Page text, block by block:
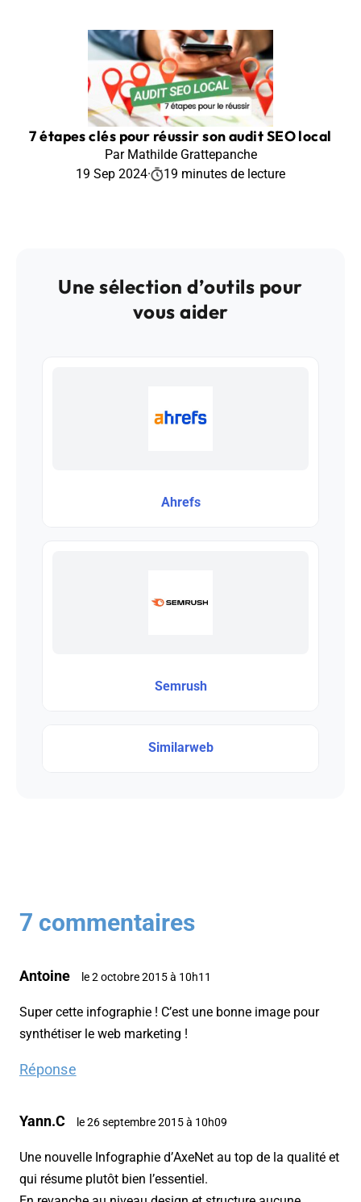
7 étapes clés pour réussir son audit SEO local
Par Mathilde Grattepanche
19 Sep 2024· 19 minutes de lecture
Une sélection d’outils pour
vous aider
Ahrefs
Semrush
Similarweb
7 commentaires
Antoine le 2 octobre 2015 à 10h11
Super cette infographie ! C’est une bonne image pour
synthétiser le web marketing !
Réponse
Yann.C le 26 septembre 2015 à 10h09
Une nouvelle Infographie d’AxeNet au top de la qualité et
qui résume plutôt bien l’essentiel.